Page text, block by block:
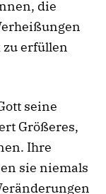
die
zu erfüllen
seine
Größeres,
Ihre
sie niemals